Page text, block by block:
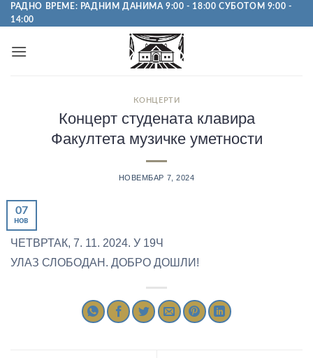
Пређи
на
РАДНО ВРЕМЕ: РАДНИМ ДАНИМА 9:00 - 18:00 СУБОТОМ 9:00 -
14:00
КОНЦЕРТИ
Концерт студената клавира
Факултета музичке уметности
НОВЕМБАР 7, 2024
07
нов
ЧЕТВРТАК, 7. 11. 2024. У 19Ч
УЛАЗ СЛОБОДАН. ДОБРО ДОШЛИ!